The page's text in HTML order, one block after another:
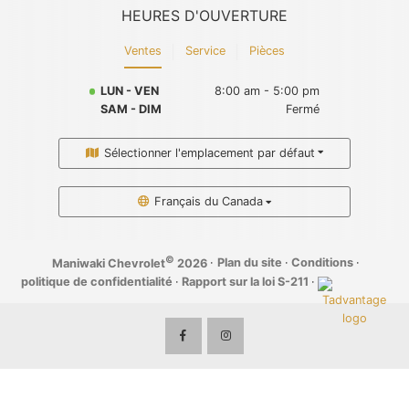
HEURES D'OUVERTURE
Ventes Service Pièces
LUN - VEN
8:00 am - 5:00 pm
SAM - DIM
Fermé
Sélectionner l'emplacement par défaut
Français du Canada
Maniwaki Chevrolet© 2026 · Plan du site · Conditions ·
politique de confidentialité · Rapport sur la loi S-211 ·